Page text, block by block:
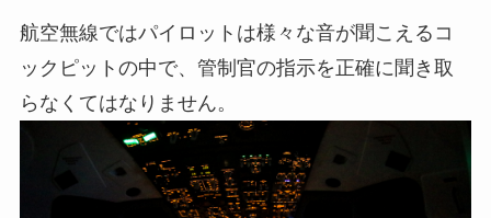
航空無線ではパイロットは様々な音が聞こえるコ
ックピットの中で、管制官の指示を正確に聞き取
らなくてはなりません。